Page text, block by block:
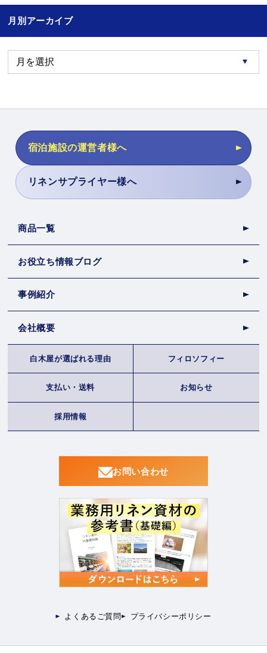
月別アーカイブ
宿泊施設の運営者様へ
リネンサプライヤー様へ
商品一覧
お役立ち情報ブログ
事例紹介
会社概要
白木屋が選ばれる理由 フィロソフィー
支払い・送料 お知らせ
採用情報
お問い合わせ
よくあるご質問 プライバシーポリシー